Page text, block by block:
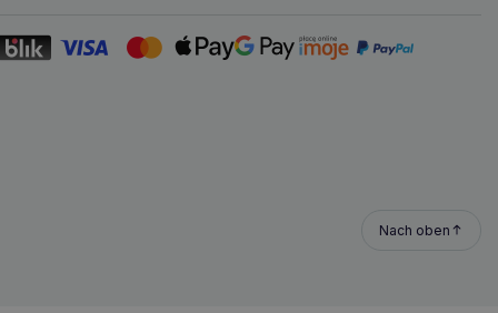
Nach oben